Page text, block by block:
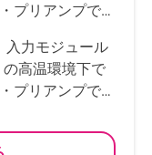
プリアンプで
入力モジュール
の高温環境下で
プリアンプで